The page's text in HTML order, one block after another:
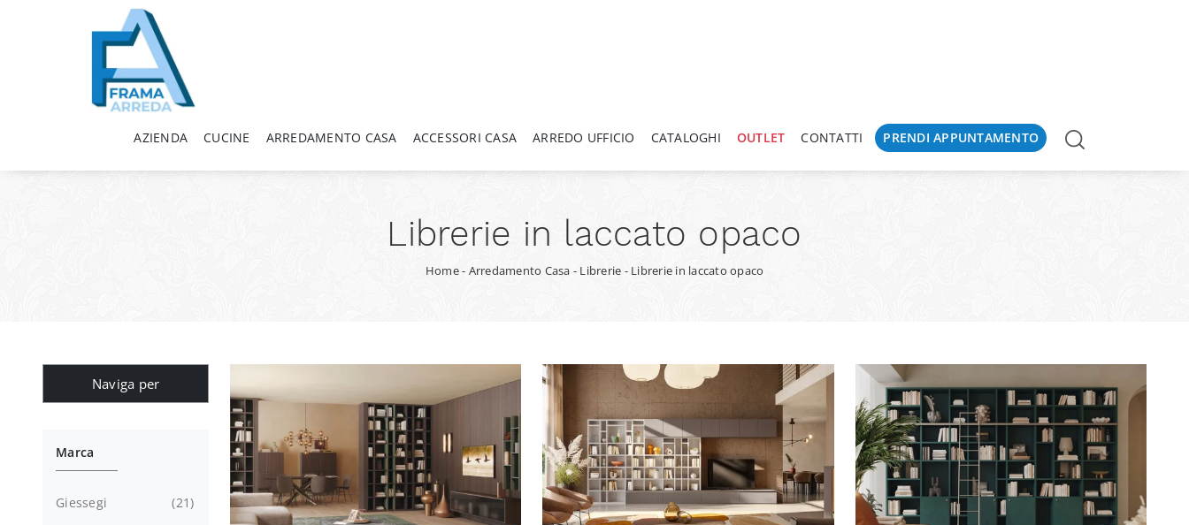
AZIENDA CUCINE ARREDAMENTO CASA ACCESSORI CASA ARREDO UFFICIO CATALOGHI OUTLET CONTATTI PRENDI APPUNTAMENTO
Librerie in laccato opaco
Home- Arredamento Casa - Librerie - Librerie in laccato opaco
Naviga per
Marca
Giessegi
21